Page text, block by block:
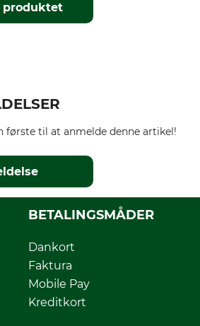
produktet
til at anmelde denne artikel!
BETALINGSMÅDER
Dankort
Faktura
Mobile Pay
Kreditkort